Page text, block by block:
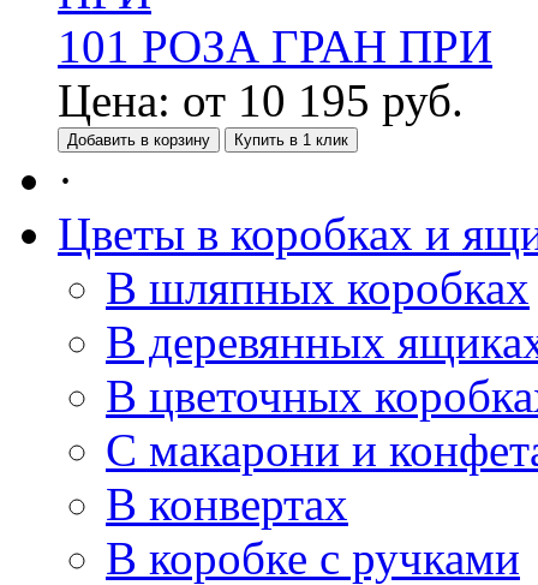
101 РОЗА ГРАН ПРИ
Цена: от 10 195 руб.
Добавить в корзину Купить в 1 клик
·
Цветы в коробках и
В шляпных коробках
В деревянных
В цветочных
С макарони и
В конвертах
В коробке с ручками